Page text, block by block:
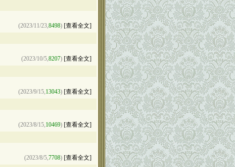
(2023/11/23,8498) [查看全文]
(2023/10/5,8207) [查看全文]
(2023/9/15,13043) [查看全文]
(2023/8/15,10469) [查看全文]
(2023/8/5,7708) [查看全文]